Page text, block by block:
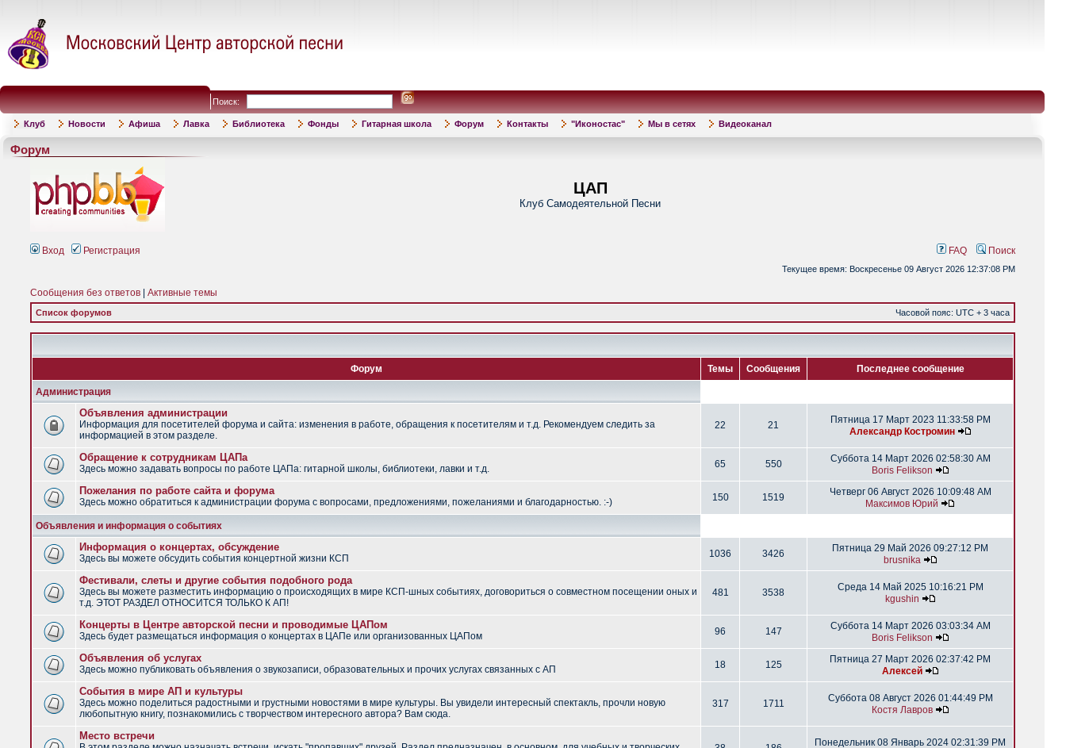
Поиск:
Клуб Новости Афиша Лавка Библиотека Фонды Гитарная школа Форум Контакты "Иконостас" Мы в сетях Видеоканал
Форум
ЦАП
Клуб Самодеятельной Песни
Вход Регистрация FAQ Поиск
Текущее время: Воскресенье 09 Август 2026 12:37:08 PM
Сообщения без ответов Активные темы
Список форумов Часовой пояс: UTC + 3 часа
Форум Темы Сообщения Последнее сообщение
Администрация
Объявления администрации
Информация для посетителей форума и сайта: изменения в работе, обращения к посетителям и т.д. Рекомендуем следить за
информацией в этом разделе.
22 21
Пятница 17 Март 2023 11:33:58 PM
Александр Костромин
Обращение к сотрудникам ЦАПа
Здесь можно задавать вопросы по работе ЦАПа: гитарной школы, библиотеки, лавки и т.д. 65 550
Суббота 14 Март 2026 02:58:30 AM
Boris Felikson
Пожелания по работе сайта и форума
Здесь можно обратиться к администрации форума с вопросами, предложениями, пожеланиями и благодарностью. :-) 150 1519
Четверг 06 Август 2026 10:09:48 AM
Максимов Юрий
Объявления и информация о событиях
Информация о концертах, обсуждение
Здесь вы можете обсудить события концертной жизни КСП 1036 3426
Пятница 29 Май 2026 09:27:12 PM
brusnika
Фестивали, слеты и другие события подобного рода
Здесь вы можете разместить информацию о происходящих в мире КСП-шных событиях, договориться о совместном посещении оных и
т.д. ЭТОТ РАЗДЕЛ ОТНОСИТСЯ ТОЛЬКО К АП!
481 3538
Среда 14 Май 2025 10:16:21 PM
kgushin
Концерты в Центре авторской песни и проводимые ЦАПом
Здесь будет размещаться информация о концертах в ЦАПе или организованных ЦАПом 96 147
Суббота 14 Март 2026 03:03:34 AM
Boris Felikson
Объявления об услугах
Здесь можно публиковать объявления о звукозаписи, образовательных и прочих услугах связанных с АП 18 125
Пятница 27 Март 2026 02:37:42 PM
Алексей
События в мире АП и культуры
Здесь можно поделиться радостными и грустными новостями в мире культуры. Вы увидели интересный спектакль, прочли новую
любопытную книгу, познакомились с творчеством интересного автора? Вам сюда.
317 1711
Суббота 08 Август 2026 01:44:49 PM
Костя Лавров
Место встречи
Понедельник 08 Январь 2024 02:31:39 PM